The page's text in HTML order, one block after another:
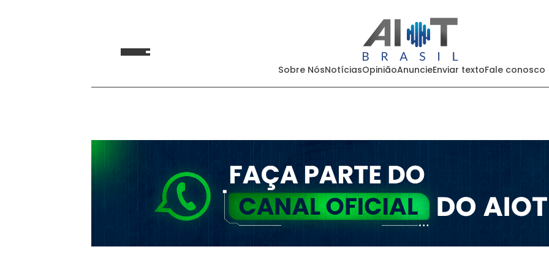
Sobre NósNotíciasOpiniãoAnuncieEnviar textoFale conosco